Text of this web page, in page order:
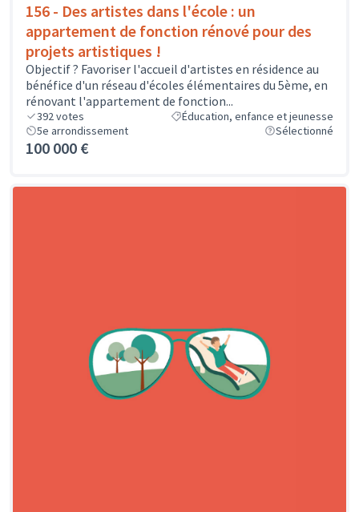
156 - Des artistes dans l'école : un
appartement de fonction rénové pour des
projets artistiques !
Objectif ? Favoriser l'accueil d'artistes en résidence au
bénéfice d'un réseau d'écoles élémentaires du 5ème, en
rénovant l'appartement de fonction...
392votes
Éducation, enfance et jeunesse
5e arrondissement
Sélectionné
100 000 €